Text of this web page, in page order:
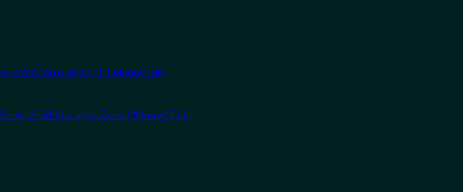
Zrádcích a virálech | MoneyTalk